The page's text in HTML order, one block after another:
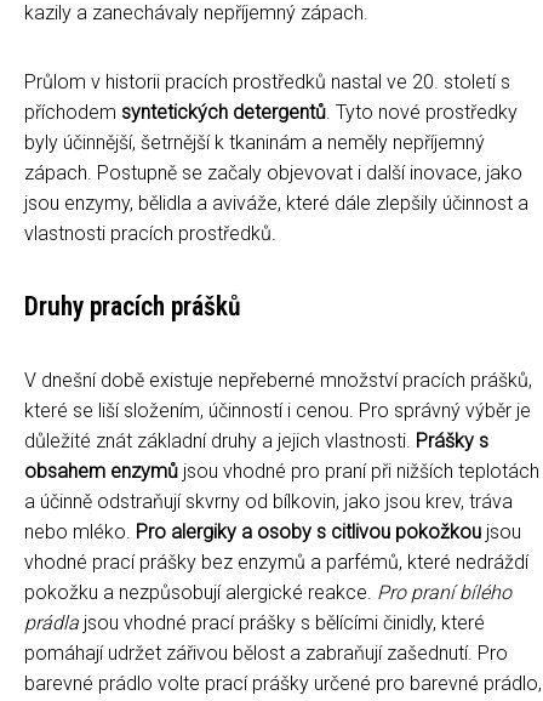
kazily a zanechávaly nepříjemný zápach.
Průlom v historii pracích prostředků nastal ve 20. století s
příchodem syntetických detergentů. Tyto nové prostředky
byly účinnější, šetrnější k tkaninám a neměly nepříjemný
zápach. Postupně se začaly objevovat i další inovace, jako
jsou enzymy, bělidla a aviváže, které dále zlepšily účinnost a
vlastnosti pracích prostředků.
Druhy pracích prášků
V dnešní době existuje nepřeberné množství pracích prášků,
které se liší složením, účinností i cenou. Pro správný výběr je
důležité znát základní druhy a jejich vlastnosti. Prášky s
obsahem enzymů jsou vhodné pro praní při nižších teplotách
a účinně odstraňují skvrny od bílkovin, jako jsou krev, tráva
nebo mléko. Pro alergiky a osoby s citlivou pokožkou jsou
vhodné prací prášky bez enzymů a parfémů, které nedráždí
pokožku a nezpůsobují alergické reakce. Pro praní bílého
prádla jsou vhodné prací prášky s bělícími činidly, které
pomáhají udržet zářivou bělost a zabraňují zašednutí. Pro
barevné prádlo volte prací prášky určené pro barevné prádlo,